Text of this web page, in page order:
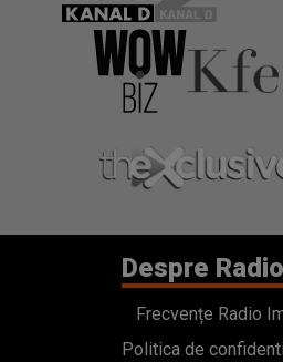
Despre
Frecvențe Radio
Politica de